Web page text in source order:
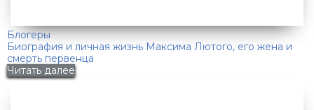
Блогеры
Биография и личная жизнь Максима Лютого, его жена и
смерть первенца
Читать далее